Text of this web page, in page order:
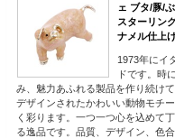
ェ ブタ/豚/
スターリン
ナメル仕上
1973年にイ
ドです。時
み、魅力あふれる製品を作り続け
デザインされたかわいい動物モチ
く彩ります。一つ一つ心を込めて
る逸品です。品質、デザイン、色